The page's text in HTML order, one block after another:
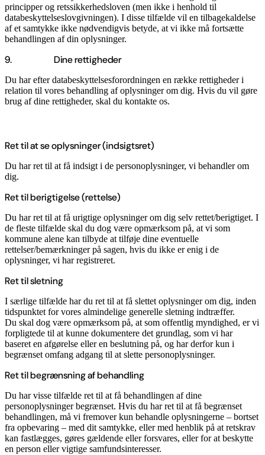
principper og retssikkerhedsloven (men ikke i henhold til
databeskyttelseslovgivningen). I disse tilfælde vil en tilbagekaldelse
af et samtykke ikke nødvendigvis betyde, at vi ikke må fortsætte
behandlingen af din oplysninger.
9. Dine rettigheder
Du har efter databeskyttelsesforordningen en række rettigheder i
relation til vores behandling af oplysninger om dig. Hvis du vil gøre
brug af dine rettigheder, skal du kontakte os.
Ret til at se oplysninger (indsigtsret)
Du har ret til at få indsigt i de personoplysninger, vi behandler om
dig.
Ret til berigtigelse (rettelse)
Du har ret til at få urigtige oplysninger om dig selv rettet/berigtiget. I
de fleste tilfælde skal du dog være opmærksom på, at vi som
kommune alene kan tilbyde at tilføje dine eventuelle
rettelser/bemærkninger på sagen, hvis du ikke er enig i de
oplysninger, vi har registreret.
Ret til sletning
I særlige tilfælde har du ret til at få slettet oplysninger om dig, inden
tidspunktet for vores almindelige generelle sletning indtræffer.
Du skal dog være opmærksom på, at som offentlig myndighed, er vi
forpligtede til at kunne dokumentere det grundlag, som vi har
baseret en afgørelse eller en beslutning på, og har derfor kun i
begrænset omfang adgang til at slette personoplysninger.
Ret til begrænsning af behandling
Du har visse tilfælde ret til at få behandlingen af dine
personoplysninger begrænset. Hvis du har ret til at få begrænset
behandlingen, må vi fremover kun behandle oplysningerne – bortset
fra opbevaring – med dit samtykke, eller med henblik på at retskrav
kan fastlægges, gøres gældende eller forsvares, eller for at beskytte
en person eller vigtige samfundsinteresser.